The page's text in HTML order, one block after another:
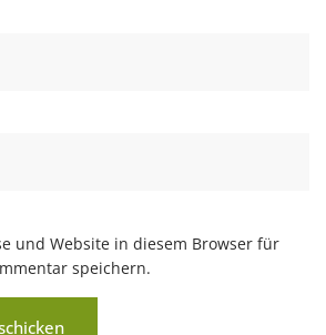
und Website in diesem Browser für
speichern.